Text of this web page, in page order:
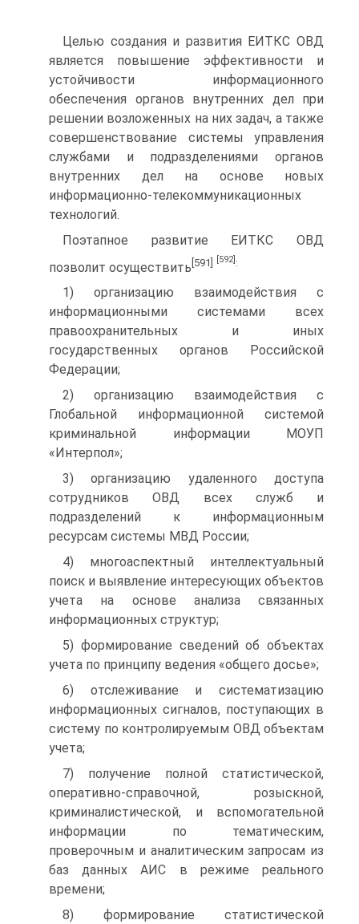
Целью создания и развития ЕИТКС ОВД
является повышение эффективности и
устойчивости информационного
обеспечения органов внутренних дел при
решении возложенных на них задач, а также
совершенствование системы управления
службами и подразделениями органов
внутренних дел на основе новых
информационно-телекоммуникационных
технологий.
Поэтапное развитие ЕИТКС ОВД
позволит осуществить [591] [592] :
1) организацию взаимодействия с
информационными системами всех
правоохранительных и иных
государственных органов Российской
Федерации;
2) организацию взаимодействия с
Глобальной информационной системой
криминальной информации МОУП
«Интерпол»;
3) организацию удаленного доступа
сотрудников ОВД всех служб и
подразделений к информационным
ресурсам системы МВД России;
4) многоаспектный интеллектуальный
поиск и выявление интересующих объектов
учета на основе анализа связанных
информационных структур;
5) формирование сведений об объектах
учета по принципу ведения «общего досье»;
6) отслеживание и систематизацию
информационных сигналов, поступающих в
систему по контролируемым ОВД объектам
учета;
7) получение полной статистической,
оперативно-справочной, розыскной,
криминалистической, и вспомогательной
информации по тематическим,
проверочным и аналитическим запросам из
баз данных АИС в режиме реального
времени;
8) формирование статистической